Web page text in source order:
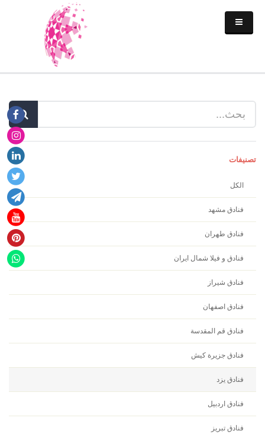
تصنیفات
الكل
فنادق مشهد
فنادق طهران
فنادق و فيلا شمال ايران
فنادق شيراز
فنادق اصفهان
فنادق قم المقدسة
فنادق جزيرة كيش
فنادق يزد
فنادق اردبيل
فنادق تبريز